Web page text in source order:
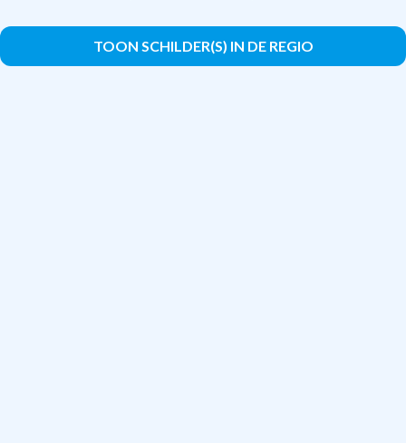
TOON SCHILDER(S) IN DE REGIO